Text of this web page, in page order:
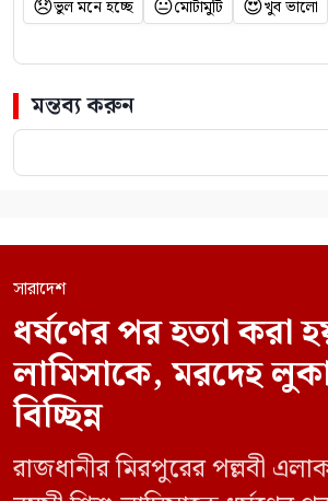
😞ভুল মনে হচ্ছে 😐মোটামুটি 😍খুব ভালো
মন্তব্য করুন
সারাদেশ
ধর্ষণের পর হত্যা করা
লামিসাকে, মরদেহ
বিচ্ছিন্ন
রাজধানীর মিরপুরের পল্লবী